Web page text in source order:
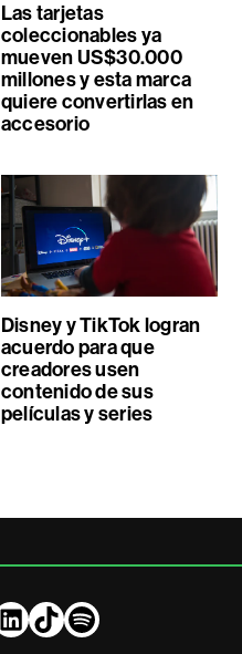
Las tarjetas
coleccionables ya
mueven US$30.000
millones y esta marca
quiere convertirlas en
accesorio
Disney y TikTok logran
acuerdo para que
creadores usen
contenido de sus
películas y series